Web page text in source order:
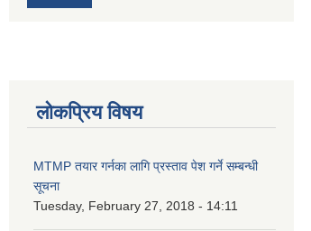
लोकप्रिय विषय
MTMP तयार गर्नका लागि प्रस्ताव पेश गर्ने सम्बन्धी
सूचना
Tuesday, February 27, 2018 - 14:11